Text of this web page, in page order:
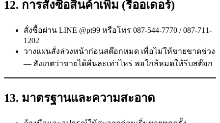
12. การสั่งซื้อสินค้าเพิ่ม (รีออเดอร์)
สั่งซื้อผ่าน LINE @pt99 หรือโทร 087-544-7770 / 087-711-
1202
วางแผนสั่งล่วงหน้าก่อนสต๊อกหมด เพื่อไม่ให้ขายขาดช่วง
— สังเกตว่าขายได้คืนละเท่าไหร่ พอใกล้หมดให้รีบสต๊อก
13. มาตรฐานและความสะอาด